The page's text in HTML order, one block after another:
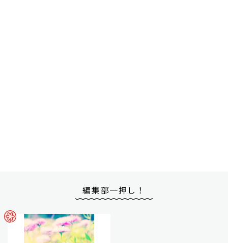
編集部一押し！